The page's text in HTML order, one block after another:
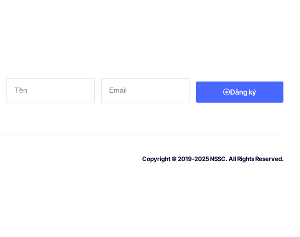
Đăng ký
Copyright © 2019-2025 NSSC. All Rights Reserved.